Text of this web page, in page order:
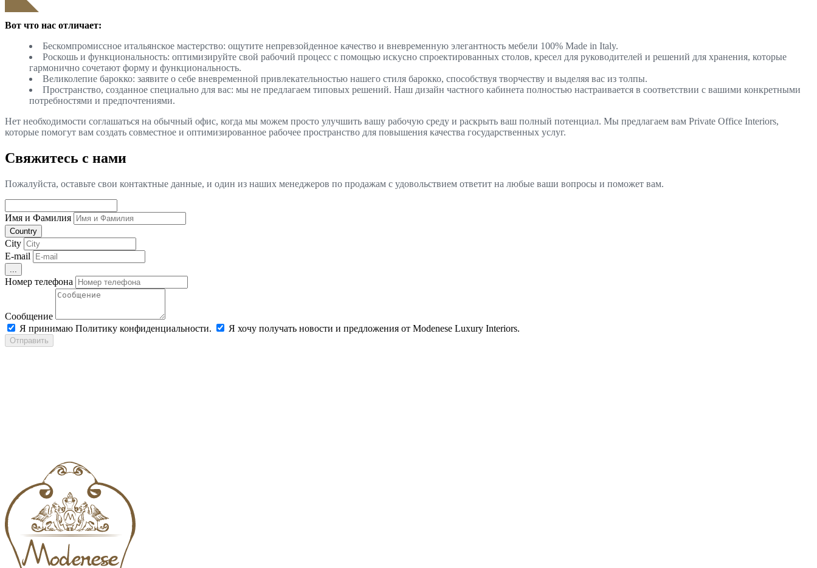
Вот что нас отличает:
Бескомпромиссное итальянское мастерство: ощутите непревзойденное качество и вневременную элегантность мебели 100% Made in Italy.
Роскошь и функциональность: оптимизируйте свой рабочий процесс с помощью искусно спроектированных столов, кресел для руководителей и решений для хранения, которые
гармонично сочетают форму и функциональность.
Великолепие барокко: заявите о себе вневременной привлекательностью нашего стиля барокко, способствуя творчеству и выделяя вас из толпы.
Пространство, созданное специально для вас: мы не предлагаем типовых решений. Наш дизайн частного кабинета полностью настраивается в соответствии с вашими конкретными
потребностями и предпочтениями.
Нет необходимости соглашаться на обычный офис, когда мы можем просто улучшить вашу рабочую среду и раскрыть ваш полный потенциал. Мы предлагаем вам Private Office Interiors,
которые помогут вам создать совместное и оптимизированное рабочее пространство для повышения качества государственных услуг.
Свяжитесь с нами
Пожалуйста, оставьте свои контактные данные, и один из наших менеджеров по продажам с удовольствием ответит на любые ваши вопросы и поможет вам.
Имя и Фамилия
Country
City
E-mail
...
Номер телефона
Сообщение
Я принимаю Политику конфиденциальности.
Я хочу получать новости и предложения от Modenese Luxury Interiors.
Отправить